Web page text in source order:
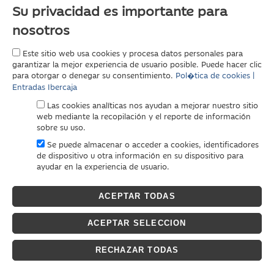
Su privacidad es importante para
nosotros
Este sitio web usa cookies y procesa datos personales para
garantizar la mejor experiencia de usuario posible. Puede hacer clic
para otorgar o denegar su consentimiento. Pol�tica de cookies |
Entradas Ibercaja
Las cookies analíticas nos ayudan a mejorar nuestro sitio
web mediante la recopilación y el reporte de información
sobre su uso.
Se puede almacenar o acceder a cookies, identificadores
de dispositivo u otra información en su dispositivo para
ayudar en la experiencia de usuario.
ACEPTAR TODAS
ACEPTAR SELECCION
RECHAZAR TODAS